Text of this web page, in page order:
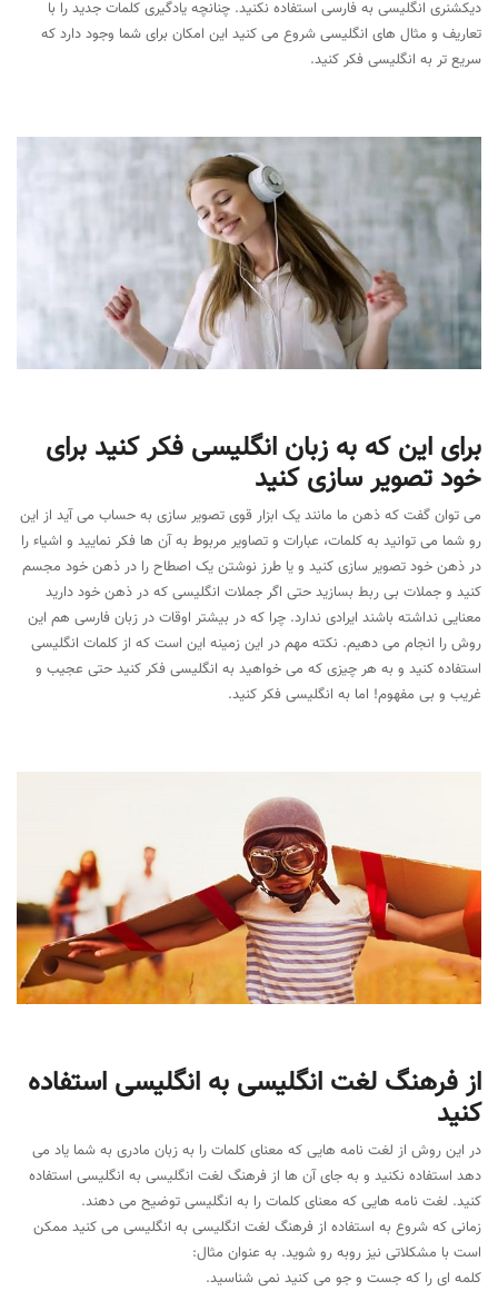
دیکشنری انگلیسی به فارسی استفاده نکنید. چنانچه یادگیری کلمات جدید را با
تعاریف و مثال های انگلیسی شروع می کنید این امکان برای شما وجود دارد که
سریع تر به انگلیسی فکر کنید.
برای این که به زبان انگلیسی فکر کنید برای
خود تصویر سازی کنید
می توان گفت که ذهن ما مانند یک ابزار قوی تصویر سازی به حساب می آید از این
رو شما می توانید به کلمات، عبارات و تصاویر مربوط به آن ها فکر نمایید و اشیاء را
در ذهن خود تصویر سازی کنید و یا طرز نوشتن یک اصطاح را در ذهن خود مجسم
کنید و جملات بی ربط بسازید حتی اگر جملات انگلیسی که در ذهن خود دارید
معنایی نداشته باشند ایرادی ندارد. چرا که در بیشتر اوقات در زبان فارسی هم این
روش را انجام می دهیم. نکته مهم در این زمینه این است که از کلمات انگلیسی
استفاده کنید و به هر چیزی که می خواهید به انگلیسی فکر کنید حتی عجیب و
غریب و بی مفهوم! اما به انگلیسی فکر کنید.
از فرهنگ لغت انگلیسی به انگلیسی استفاده
کنید
در این روش از لغت نامه هایی که معنای کلمات را به زبان مادری به شما یاد می
دهد استفاده نکنید و به جای آن ها از فرهنگ لغت انگلیسی به انگلیسی استفاده
کنید. لغت نامه هایی که معنای کلمات را به انگلیسی توضیح می دهند.
زمانی که شروع به استفاده از فرهنگ لغت انگلیسی به انگلیسی می کنید ممکن
است با مشکلاتی نیز روبه رو شوید. به عنوان مثال:
کلمه ای را که جست و جو می کنید نمی شناسید.